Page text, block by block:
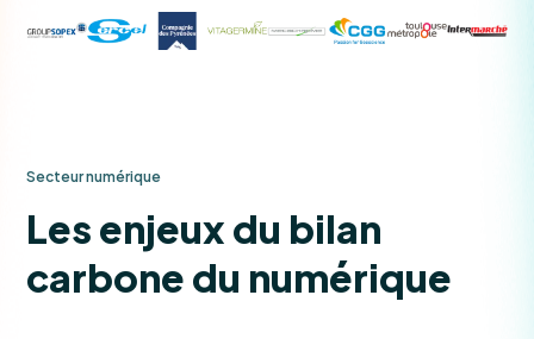
Secteur numérique
Les enjeux du bilan
carbone du numérique